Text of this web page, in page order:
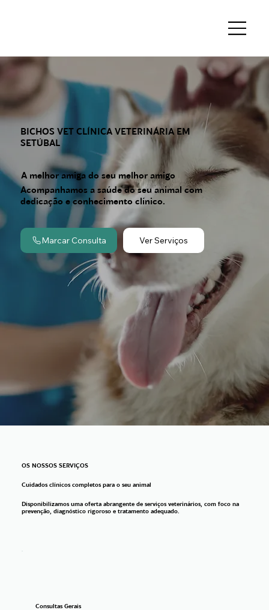
BICHOS VET CLÍNICA VETERINÁRIA EM
SETÚBAL
A melhor amiga do seu melhor amigo
Acompanhamos a saúde do seu animal com
dedicação e conhecimento clínico.
Marcar Consulta Ver Serviços
OS NOSSOS SERVIÇOS
Cuidados clínicos completos para o seu animal
Disponibilizamos uma oferta abrangente de serviços veterinários, com foco na
prevenção, diagnóstico rigoroso e tratamento adequado.
Consultas Gerais